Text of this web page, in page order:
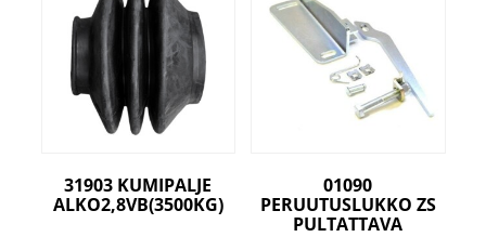
31903 KUMIPALJE
ALKO2,8VB(3500KG)
01090
PERUUTUSLUKKO ZS
PULTATTAVA